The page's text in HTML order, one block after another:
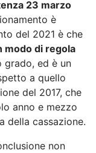
23 marzo
è
del 2021 è che
modo di regola
grado, ed è un
a quello
del 2017, che
anno e mezzo
della cassazione.
non